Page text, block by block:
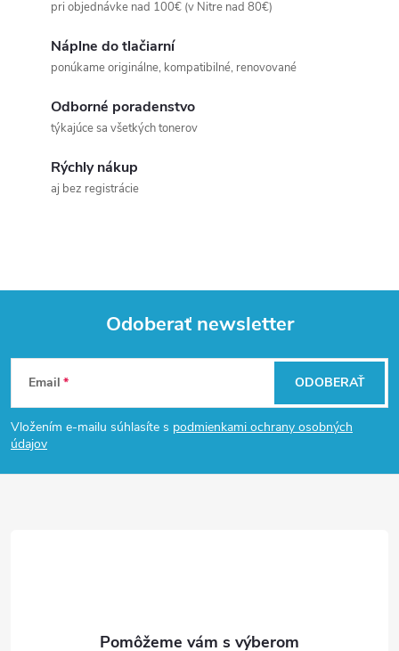
y
ý
p
i
s
pri objednávke nad 100€ (v Nitre nad 80€)
Náplne do tlačiarní
ponúkame originálne, kompatibilné, renovované
Odborné poradenstvo
týkajúce sa všetkých tonerov
Rýchly nákup
aj bez registrácie
Z
á
p
Odoberať newsletter
Email
Vložením e-mailu súhlasíte s podmienkami ochrany osobných
údajov
ODOBERAŤ